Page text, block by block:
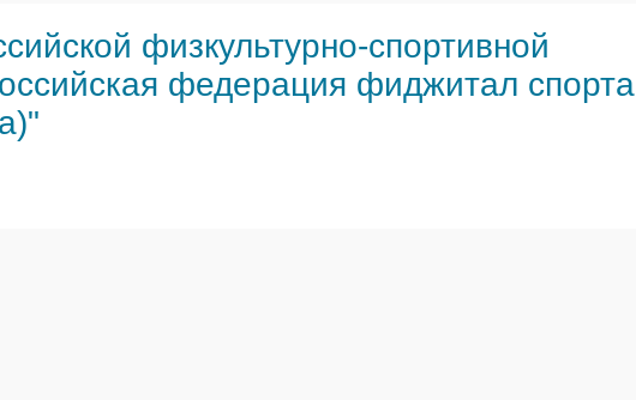
физкультурно-спортивной
федерация фиджитал спорта